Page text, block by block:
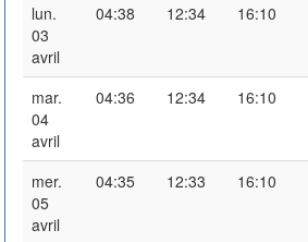
lun.
03
avril
04:38 12:34 16:10
mar.
04
avril
04:36 12:34 16:10
mer.
05
avril
04:35 12:33 16:10